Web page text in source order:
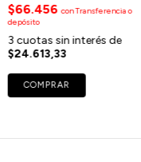
$66.456conTransferencia o
depósito
3 cuotas sin interés de
$24.613,33
COMPRAR